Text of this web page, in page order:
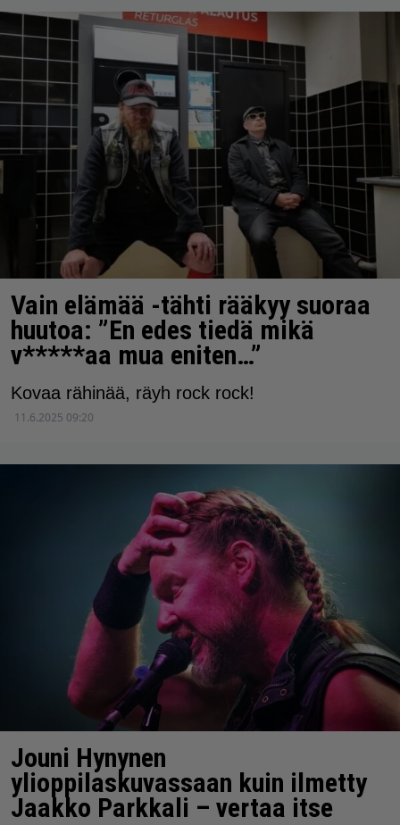
Vain elämää -tähti rääkyy suoraa
huutoa: ”En edes tiedä mikä
v*****aa mua eniten…”
Kovaa rähinää, räyh rock rock!
11.6.2025 09:20
Jouni Hynynen
ylioppilaskuvassaan kuin ilmetty
Jaakko Parkkali – vertaa itse